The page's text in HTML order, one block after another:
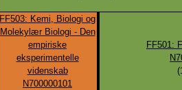
FF503: Kemi, Biologi og
Molekylær Biologi - Den
empiriske
eksperimentelle
videnskab
N700000101
FF501:
(